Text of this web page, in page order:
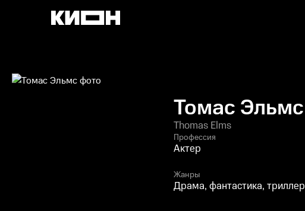
Томас Эльмс
Thomas Elms
Профессия
Актер
Жанры
Драма, фантастика, триллер